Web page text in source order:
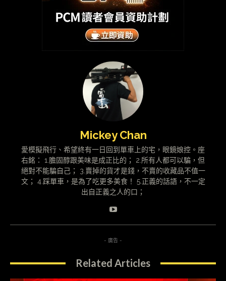
Mickey Chan
愛模擬飛行、希望終有一日回到單車上的宅，眼鏡娘控。座
右銘： 1.膽固醇跟美味是成正比的； 2.所有人都可以騙，但
絕對不能騙自己； 3.賣掉的貨才是錢，不賣的收藏品不值一
文； 4.踩單車，是為了吃更多美食！ 5.正義的話語，不一定
出自正義之人的口；
- 廣告 -
Related Articles